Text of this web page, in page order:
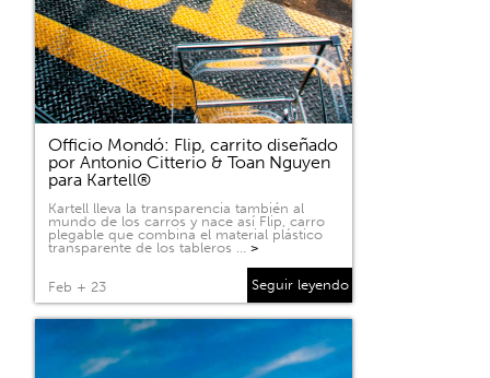
Officio Mondó: Flip, carrito diseñado
por Antonio Citterio & Toan Nguyen
para Kartell®
Kartell lleva la transparencia también al
mundo de los carros y nace así Flip, carro
plegable que combina el material plástico
transparente de los tableros … >
Feb + 23 Seguir leyendo